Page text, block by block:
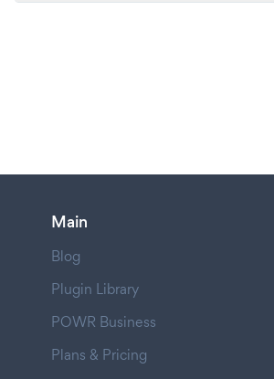
Main
Blog
Plugin Library
POWR Business
Plans & Pricing